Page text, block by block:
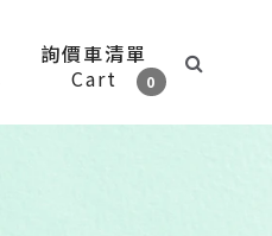
詢價車清單
Cart 0